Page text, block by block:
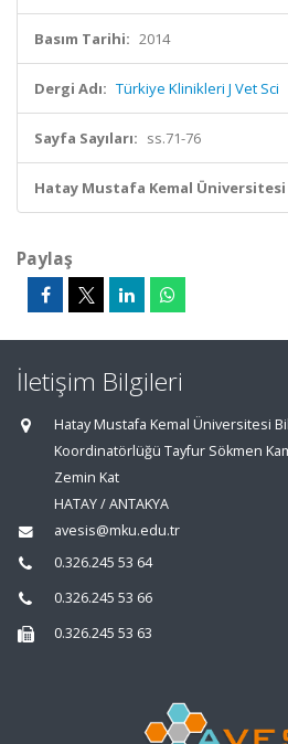
Basım Tarihi: 2014
Dergi Adı: Türkiye Klinikleri J Vet Sci
Sayfa Sayıları: ss.71-76
Hatay Mustafa Kemal
Paylaş
İletişim Bilgileri
Hatay Mustafa Kemal Üniversitesi
Koordinatörlüğü Tayfur Sökmen
Zemin Kat
HATAY / ANTAKYA
avesis@mku.edu.tr
0.326.245 53 64
0.326.245 53 66
0.326.245 53 63